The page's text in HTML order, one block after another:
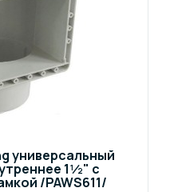
параметров воды
материалы
универсальный
1½" c
/PAWS611/